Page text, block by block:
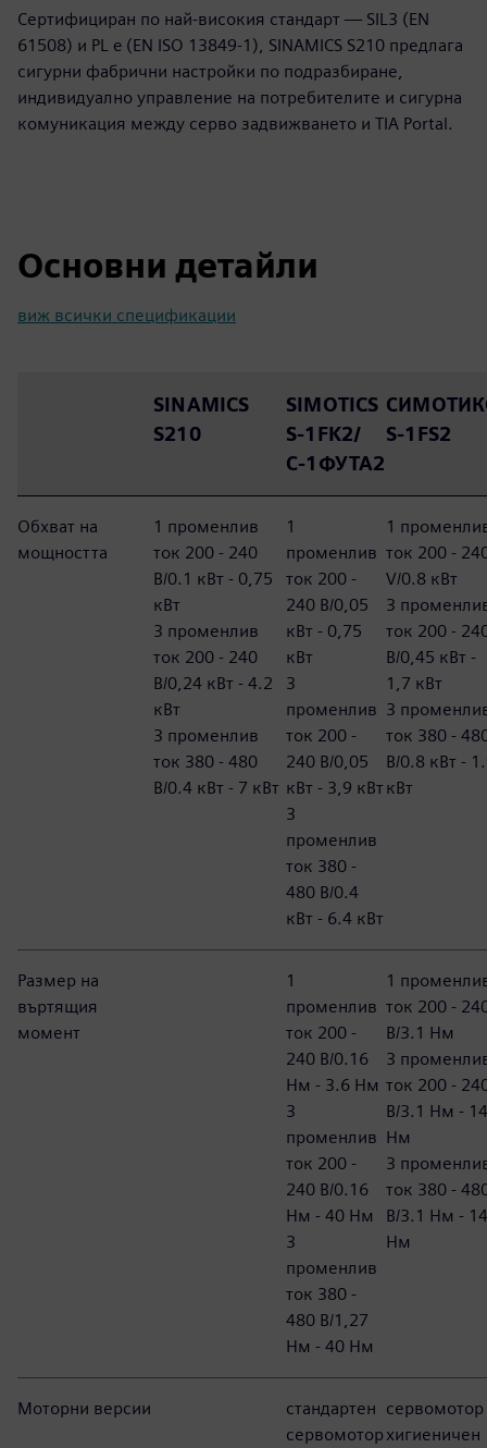
Сертифициран по най-високия стандарт — SIL3 (EN
61508) и PL e (EN ISO 13849-1), SINAMICS S210 предлага
сигурни фабрични настройки по подразбиране,
индивидуално управление на потребителите и сигурна
комуникация между серво задвижването и TIA Portal.
Основни детайли
виж всички спецификации
SINAMICS
S210
SIMOTICS
S-1FK2/
С-1ФУТА2
S-1FS2
Обхват на
мощността
1 променлив
ток 200 - 240
В/0.1 кВт - 0,75
кВт
3 променлив
ток 200 - 240
В/0,24 кВт - 4.2
кВт
3 променлив
ток 380 - 480
В/0.4 кВт - 7 кВт
1
променлив
ток 200 -
240 В/0,05
кВт - 0,75
кВт
3
променлив
ток 200 -
240 В/0,05
кВт - 3,9 кВт
3
променлив
ток 380 -
480 В/0.4
кВт - 6.4 кВт
1
ток 200 -
V/0.8 кВт
3
ток 200 -
В/0,45 кВт -
1,7 кВт
3
ток 380 -
В/0.8 кВт -
кВт
Размер на
въртящия
момент
1
променлив
ток 200 -
240 В/0.16
Нм - 3.6 Нм
3
променлив
ток 200 -
240 В/0.16
Нм - 40 Нм
3
променлив
ток 380 -
480 В/1,27
Нм - 40 Нм
1
ток 200 -
В/3.1 Нм
3
ток 200 -
В/3.1 Нм - 14
Нм
3
ток 380 -
В/3.1 Нм - 14
Нм
Моторни версии
стандартен
сервомотор
сервомотор
хигиеничен